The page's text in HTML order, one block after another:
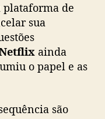
n
f
i
r
m
í
plataforma de
sua
ainda
o papel e as
são